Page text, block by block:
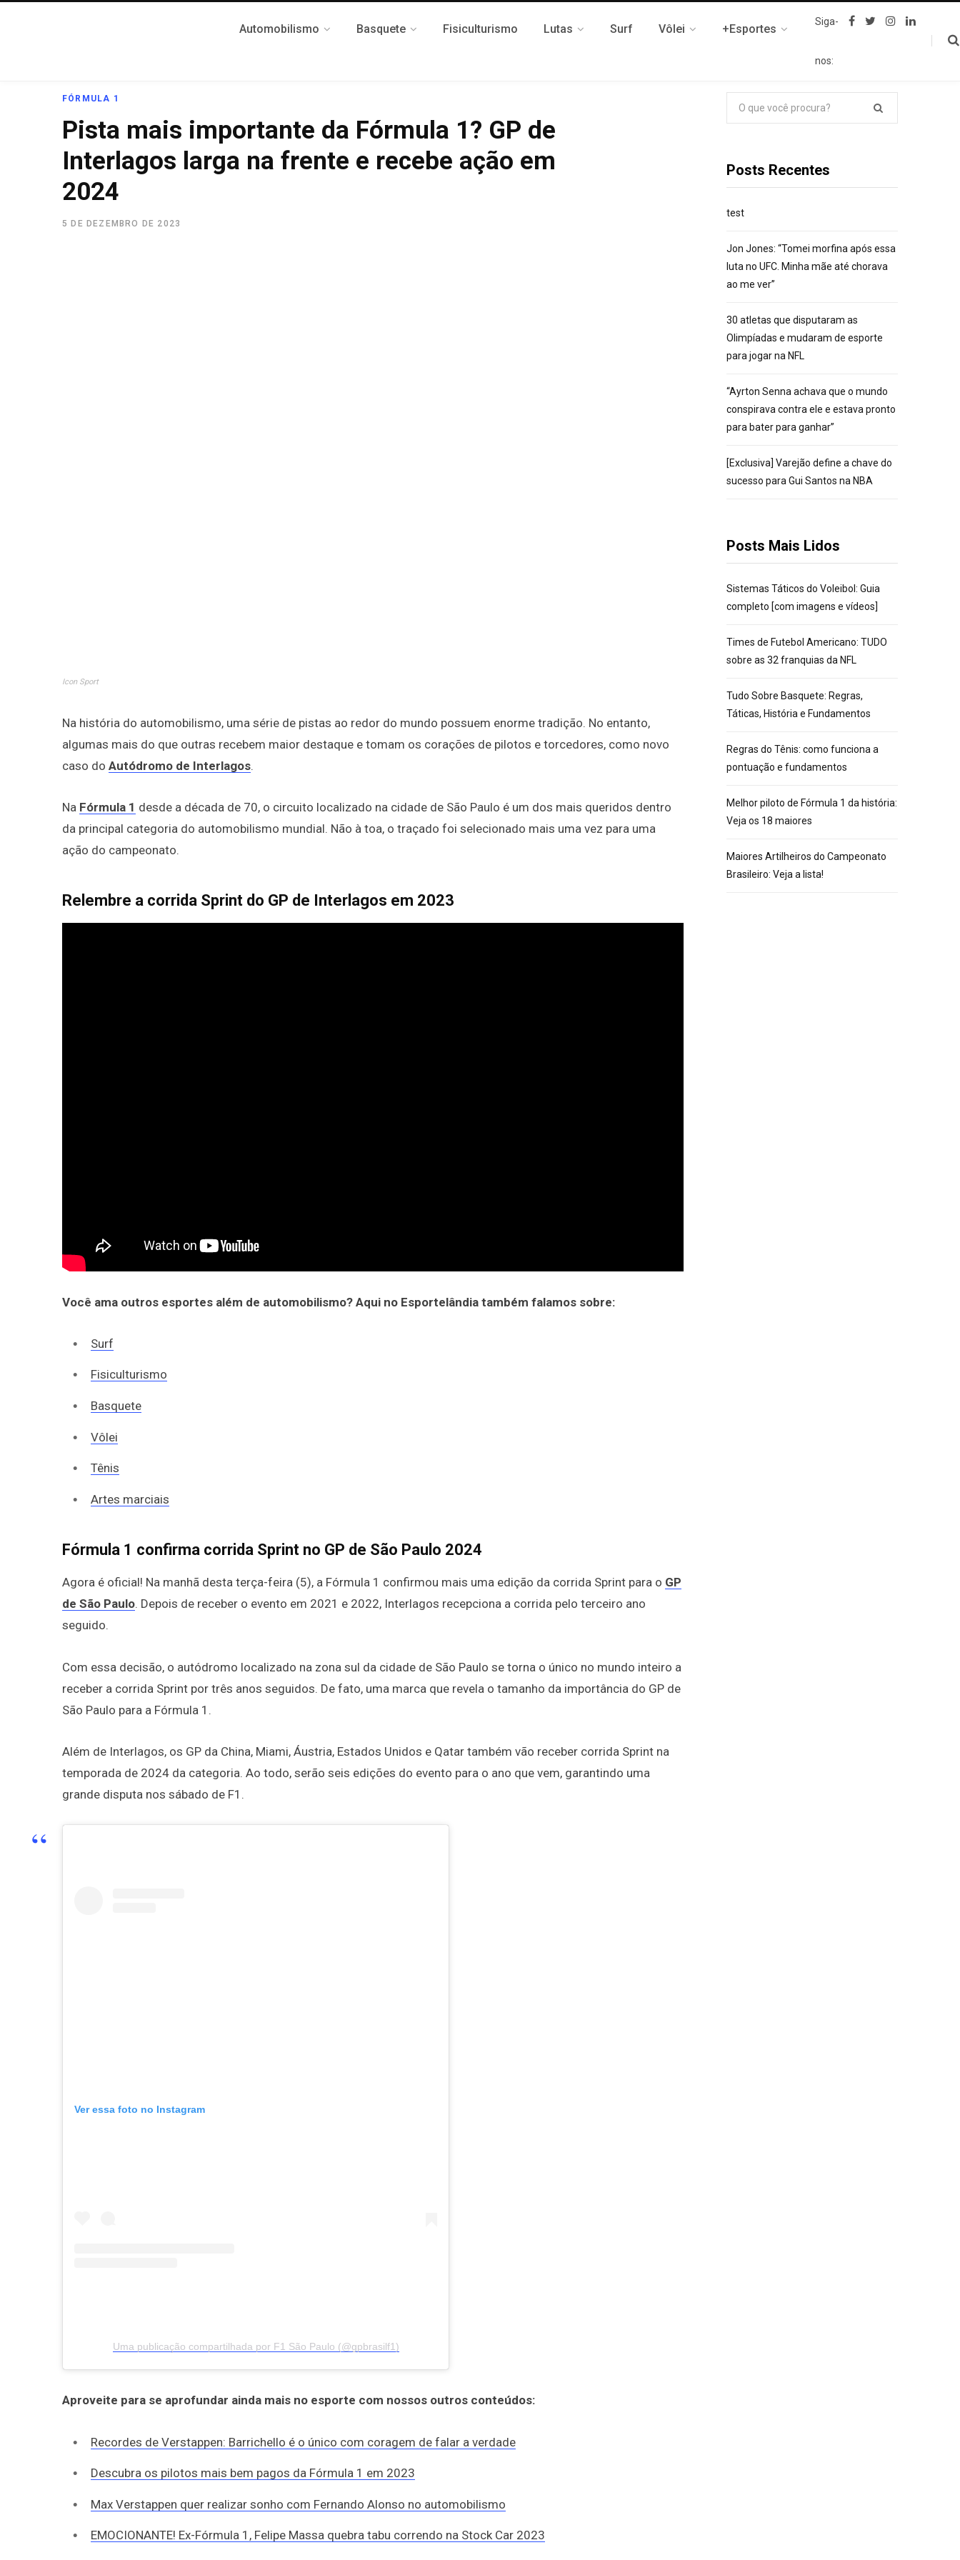
Automobilismo Basquete Fisiculturismo Lutas Surf Vôlei +Esportes
Siga-
nos:
F
I
L
FÓRMULA 1
Pista mais importante da Fórmula 1? GP de
Interlagos larga na frente e recebe ação em
2024
5 DE DEZEMBRO DE 2023
Icon Sport
Na história do automobilismo, uma série de pistas ao redor do mundo possuem enorme tradição. No entanto,
algumas mais do que outras recebem maior destaque e tomam os corações de pilotos e torcedores, como novo
caso do Autódromo de Interlagos.
Na Fórmula 1 desde a década de 70, o circuito localizado na cidade de São Paulo é um dos mais queridos dentro
da principal categoria do automobilismo mundial. Não à toa, o traçado foi selecionado mais uma vez para uma
ação do campeonato.
Relembre a corrida Sprint do GP de Interlagos em 2023
Você ama outros esportes além de automobilismo? Aqui no Esportelândia também falamos sobre:
Surf
Fisiculturismo
Basquete
Vôlei
Tênis
Artes marciais
Fórmula 1 confirma corrida Sprint no GP de São Paulo 2024
Agora é oficial! Na manhã desta terça-feira (5), a Fórmula 1 confirmou mais uma edição da corrida Sprint para o GP
de São Paulo. Depois de receber o evento em 2021 e 2022, Interlagos recepciona a corrida pelo terceiro ano
seguido.
Com essa decisão, o autódromo localizado na zona sul da cidade de São Paulo se torna o único no mundo inteiro a
receber a corrida Sprint por três anos seguidos. De fato, uma marca que revela o tamanho da importância do GP de
São Paulo para a Fórmula 1.
Além de Interlagos, os GP da China, Miami, Áustria, Estados Unidos e Qatar também vão receber corrida Sprint na
temporada de 2024 da categoria. Ao todo, serão seis edições do evento para o ano que vem, garantindo uma
grande disputa nos sábado de F1.
Ver essa foto no Instagram
Uma publicação compartilhada por F1 São Paulo (@gpbrasilf1)
Aproveite para se aprofundar ainda mais no esporte com nossos outros conteúdos:
Recordes de Verstappen: Barrichello é o único com coragem de falar a verdade
Descubra os pilotos mais bem pagos da Fórmula 1 em 2023
Max Verstappen quer realizar sonho com Fernando Alonso no automobilismo
EMOCIONANTE! Ex-Fórmula 1, Felipe Massa quebra tabu correndo na Stock Car 2023
Pesquisar
por:
Posts Recentes
test
Jon Jones: “Tomei morfina após essa
luta no UFC. Minha mãe até chorava
ao me ver”
30 atletas que disputaram as
Olimpíadas e mudaram de esporte
para jogar na NFL
“Ayrton Senna achava que o mundo
conspirava contra ele e estava pronto
para bater para ganhar”
[Exclusiva] Varejão define a chave do
sucesso para Gui Santos na NBA
Posts Mais Lidos
Sistemas Táticos do Voleibol: Guia
completo [com imagens e vídeos]
Times de Futebol Americano: TUDO
sobre as 32 franquias da NFL
Tudo Sobre Basquete: Regras,
Táticas, História e Fundamentos
Regras do Tênis: como funciona a
pontuação e fundamentos
Melhor piloto de Fórmula 1 da história:
Veja os 18 maiores
Maiores Artilheiros do Campeonato
Brasileiro: Veja a lista!